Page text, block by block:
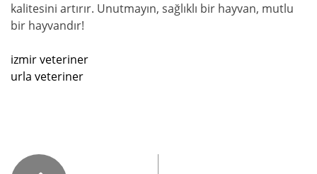
kalitesini artırır. Unutmayın, sağlıklı bir hayvan, mutlu
bir hayvandır!
izmir veteriner
urla veteriner